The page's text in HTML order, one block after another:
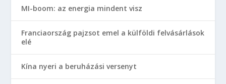
MI-boom: az energia mindent visz
Franciaország pajzsot emel a külföldi felvásárlások
elé
Kína nyeri a beruházási versenyt